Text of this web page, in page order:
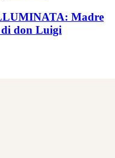
Madre
di don Luigi